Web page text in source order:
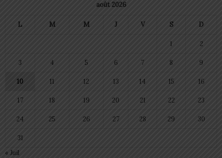
août 2026
L M M J V S D
1 2
3 4 5 6 7 8 9
10 11 12 13 14 15 16
17 18 19 20 21 22 23
24 25 26 27 28 29 30
31
« Juil